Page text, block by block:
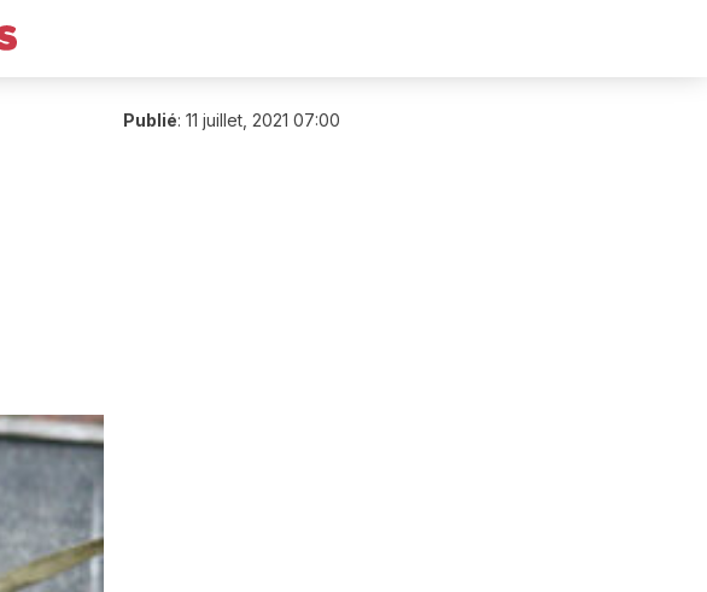
Publié: 11 juillet, 2021 07:00